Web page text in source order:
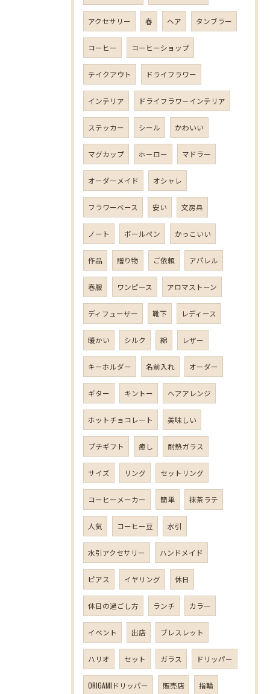
アクセサリー 春 ヘア タンブラー
コーヒー コーヒーショップ
テイクアウト ドライフラワー
インテリア ドライフラワーインテリア
ステッカー シール かわいい
マグカップ ホーロー マドラー
オーダーメイド オシャレ
フラワーベース 安い 文房具
ノート ボールペン かっこいい
作品 贈り物 ご依頼 アパレル
春服 ワンピース アロマストーン
ディフューザー 靴下 レディース
暖かい シルク 綿 レザー
キーホルダー 名前入れ オーダー
ギター キントー ヘアアレンジ
ホットチョコレート 美味しい
プチギフト 癒し 耐熱ガラス
サイズ リング セットリング
コーヒーメーカー 簡単 抹茶ラテ
人気 コーヒー豆 水引
水引アクセサリー ハンドメイド
ピアス イヤリング 休日
休日の過ごし方 ランチ カラー
イベント 出店 ブレスレット
ハリオ セット ガラス ドリッパー
ORIGAMIドリッパー 販売店 指輪